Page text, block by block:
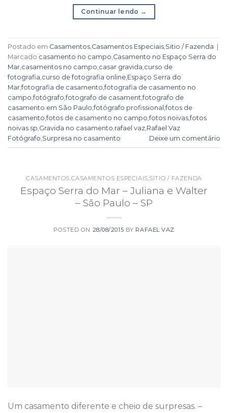
Continuar lendo →
Postado em Casamentos Casamentos Especiais Sitio / Fazenda |
Marcado casamento no campo Casamento no Espaço Serra do
Mar casamentos no campo casar gravida curso de
fotografia curso de fotografia online Espaço Serra do
Mar,fotografia de casamento ,fotografia de casamento no
campo ,fotógrafo ,fotografo de casament ,fotografo de
casamento em São Paulo ,fotógrafo profissional ,fotos de
casamento ,fotos de casamento no campo ,fotos noivas,fotos
noivas sp Gravida no casamento rafael vaz Rafael Vaz
Fotógrafo Surpresa no casamento Deixe um comentário
CASAMENTOS,CASAMENTOS ESPECIAIS,SITIO / FAZENDA
Espaço Serra do Mar – Juliana e Walter
– São Paulo – SP
POSTED ON 28/08/2015 BY RAFAEL VAZ
Um casamento diferente e cheio de surpresas. –